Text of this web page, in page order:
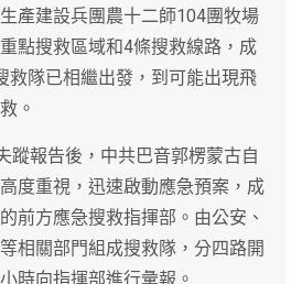
產建設兵團農十二師104團牧場
點搜救區域和4條搜救線路，成
救隊已相繼出發，到可能出現飛
。
蹤報告後，中共巴音郭楞蒙古自
度重視，迅速啟動應急預案，成
前方應急搜救指揮部。由公安、
相關部門組成搜救隊，分四路開
時向指揮部進行彙報。